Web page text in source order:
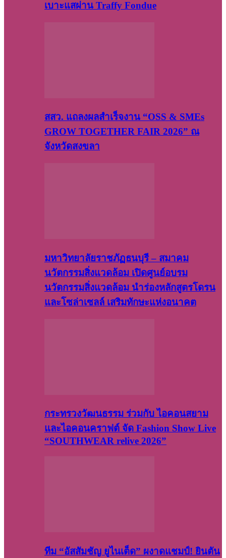
เบาะแสผ่าน Traffy Fondue
สสว. แถลงผลสำเร็จงาน “OSS & SMEs
GROW TOGETHER FAIR 2026” ณ
จังหวัดสงขลา
มหาวิทยาลัยราชภัฏธนบุรี – สมาคม
นวัตกรรมสิ่งแวดล้อม เปิดศูนย์อบรม
นวัตกรรมสิ่งแวดล้อม นำร่องหลักสูตรโดรน
และโซล่าเซลล์ เสริมทักษะแห่งอนาคต
กระทรวงวัฒนธรรม ร่วมกับ ไอคอนสยาม
และไอคอนคราฟต์ จัด Fashion Show Live
“SOUTHWEAR relive 2026”
ทีม “อัสสัมชัญ ยูไนเต็ด” ผงาดแชมป์! ยินตัน